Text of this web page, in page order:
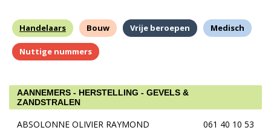
Handelaars Bouw Vrije beroepen Medisch
Nuttige nummers
AANNEMERS - HERSTELLING - GEVELS &
ZANDSTRALEN
ABSOLONNE OLIVIER RAYMOND 061 40 10 53